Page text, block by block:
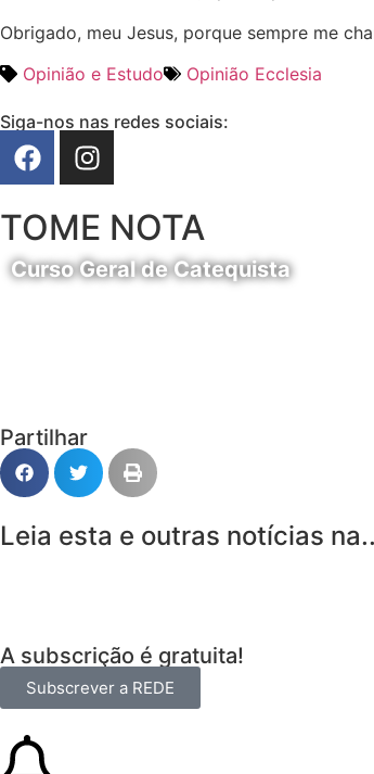
Obrigado, meu Jesus, porque sempre me
Opinião e Estudo
Opinião Ecclesia
Siga-nos nas redes sociais:
TOME NOTA
Curso Geral de Catequista
Partilhar
Leia esta e outras notícias
A subscrição é gratuita!
Subscrever a REDE